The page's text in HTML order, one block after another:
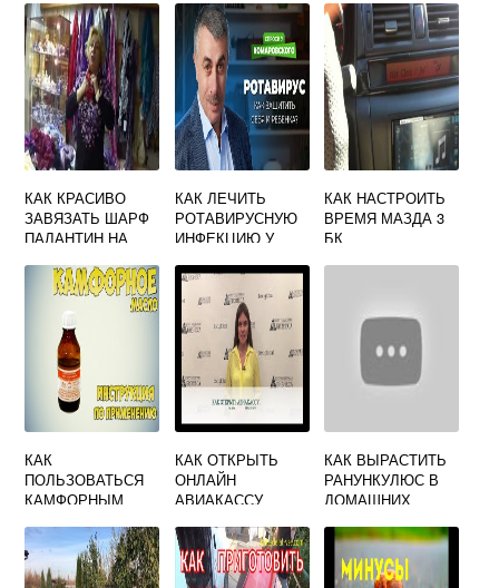
КАК КРАСИВО
ЗАВЯЗАТЬ ШАРФ
ПАЛАНТИН НА
КАК ЛЕЧИТЬ
РОТАВИРУСНУЮ
ИНФЕКЦИЮ У
КАК НАСТРОИТЬ
ВРЕМЯ МАЗДА 3
БК
КАК
ПОЛЬЗОВАТЬСЯ
КАМФОРНЫМ
КАК ОТКРЫТЬ
ОНЛАЙН
АВИАКАССУ
КАК ВЫРАСТИТЬ
РАНУНКУЛЮС В
ДОМАШНИХ
КЛУБНЕЙ